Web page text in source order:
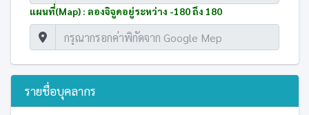
แผนที่(Map) : ลองจิจูดอยู่ระหว่าง -180 ถึง 180
รายชื่อบุคลากร